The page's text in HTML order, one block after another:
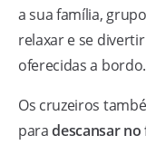
a sua família,
relaxar e se
oferecidas a bordo.
Os cruzeiros
paradescansar